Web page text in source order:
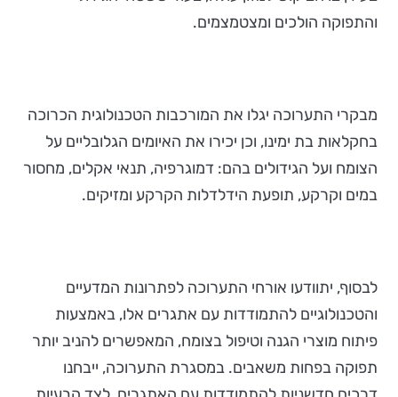
והתפוקה הולכים ומצטמצמים.
מבקרי התערוכה יגלו את המורכבות הטכנולוגית הכרוכה
בחקלאות בת ימינו, וכן יכירו את האיומים הגלובליים על
הצומח ועל הגידולים בהם: דמוגרפיה, תנאי אקלים, מחסור
במים וקרקע, תופעת הידלדלות הקרקע ומזיקים.
לבסוף, יתוודעו אורחי התערוכה לפתרונות המדעיים
והטכנולוגיים להתמודדות עם אתגרים אלו, באמצעות
פיתוח מוצרי הגנה וטיפול בצומח, המאפשרים להניב יותר
תפוקה בפחות משאבים. במסגרת התערוכה, ייבחנו